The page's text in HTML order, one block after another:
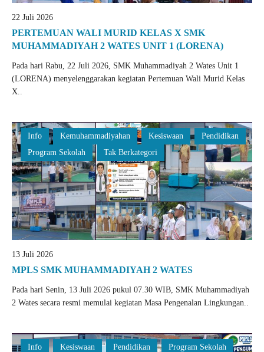
22 Juli 2026
PERTEMUAN WALI MURID KELAS X SMK
MUHAMMADIYAH 2 WATES UNIT 1 (LORENA)
Pada hari Rabu, 22 Juli 2026, SMK Muhammadiyah 2 Wates Unit 1
(LORENA) menyelenggarakan kegiatan Pertemuan Wali Murid Kelas
X..
Info Kemuhammadiyahan Kesiswaan
Pendidikan
Program Sekolah
Tak Berkategori
13 Juli 2026
MPLS SMK MUHAMMADIYAH 2 WATES
Pada hari Senin, 13 Juli 2026 pukul 07.30 WIB, SMK Muhammadiyah
2 Wates secara resmi memulai kegiatan Masa Pengenalan Lingkungan..
Info Kesiswaan Pendidikan
Program Sekolah